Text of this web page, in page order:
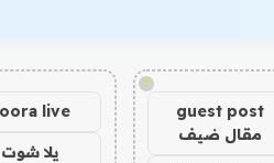
!
guest post
مقال ضيف
live
يلا شوت